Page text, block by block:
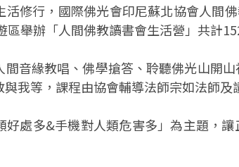
活修行，國際佛光會印尼蘇北協會人間
舉辦「人間佛教讀書會生活營」共計
音緣教唱、佛學搶答、聆聽佛光山開
我等，課程由協會輔導法師宗如法師及
好處多&手機對人類危害多」為主題，